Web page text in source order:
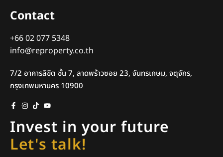
Contact
+66 02 077 5348
info@reproperty.co.th
7/2 อาคารลิขิต ชั้น 7, ลาดพร้าวซอย 23, จันทรเกษม, จตุจักร,
กรุงเทพมหานคร 10900
Invest in your future
Let's talk!